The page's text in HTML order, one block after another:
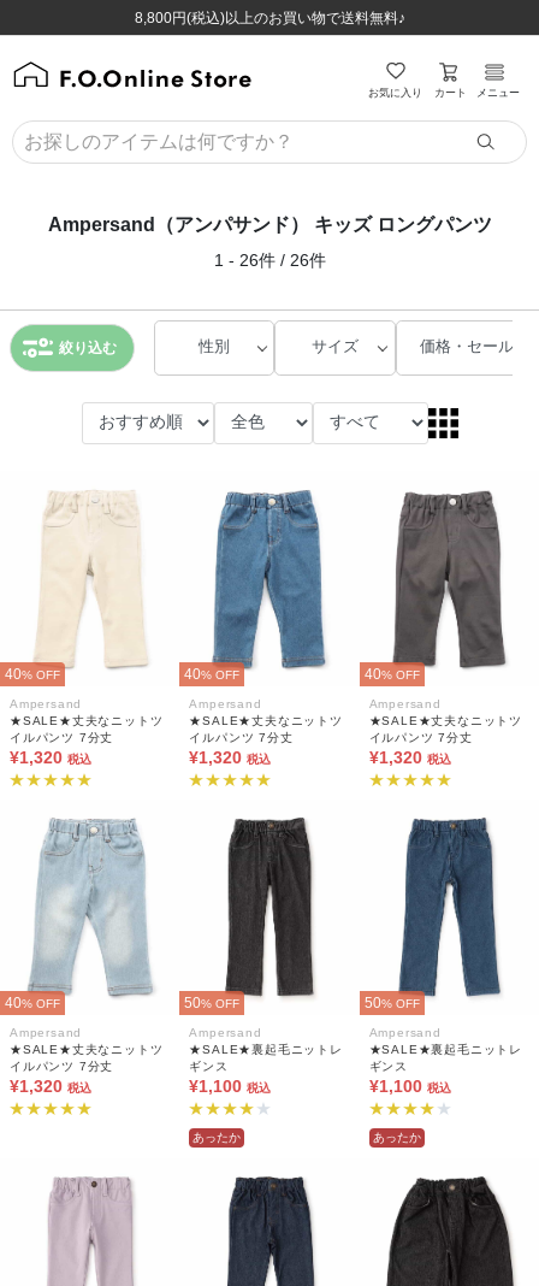
8,800円(税込)以上のお買い物で送料無料♪
ほぼ全品半額！！8/12(水)お昼12:59まで！！
8,800円(税込)以上のお買い物で送料無料♪
ほぼ全品半額！！8/12(水)お昼12:59まで！！
お気に入り カート メニュー
Ampersand（アンパサンド） キッズ ロングパンツ
1 - 26件 / 26件
絞り込む 性別 サイズ 価格・セール
40% OFF
Ampersand
★SALE★丈夫なニットツ
イルパンツ 7分丈
¥1,320 税込
40% OFF
Ampersand
★SALE★丈夫なニットツ
イルパンツ 7分丈
¥1,320 税込
40% OFF
Ampersand
★SALE★丈夫なニットツ
イルパンツ 7分丈
¥1,320 税込
40% OFF
Ampersand
★SALE★丈夫なニットツ
イルパンツ 7分丈
¥1,320 税込
50% OFF
Ampersand
★SALE★裏起毛ニットレ
ギンス
¥1,100 税込
あったか
50% OFF
Ampersand
★SALE★裏起毛ニットレ
ギンス
¥1,100 税込
あったか